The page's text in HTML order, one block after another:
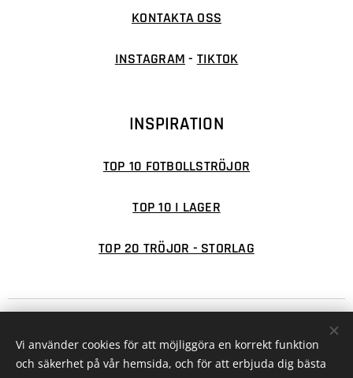
KONTAKTA OSS
INSTAGRAM - TIKTOK
INSPIRATION
TOP 10 FOTBOLLSTRÖJOR
TOP 10 I LAGER
TOP 20 TRÖJOR - STORLAG
Valutor
SEK kr
EUR €
Vi använder cookies för att möjliggöra en korrekt funktion
och säkerhet på vår hemsida, och för att erbjuda dig bästa